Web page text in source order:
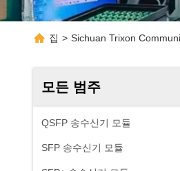
집 > Sichuan Trixon
모든 범주
QSFP 송수신기 모듈
SFP 송수신기 모듈